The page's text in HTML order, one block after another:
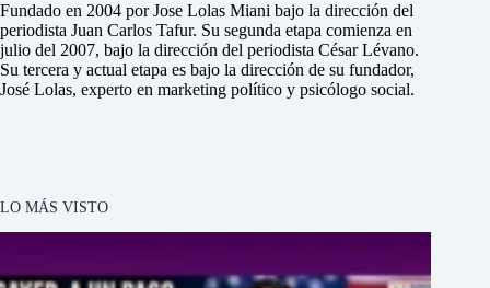
Fundado en 2004 por Jose Lolas Miani bajo la dirección del
periodista Juan Carlos Tafur. Su segunda etapa comienza en
julio del 2007, bajo la dirección del periodista César Lévano.
Su tercera y actual etapa es bajo la dirección de su fundador,
José Lolas, experto en marketing político y psicólogo social.
LO MÁS VISTO